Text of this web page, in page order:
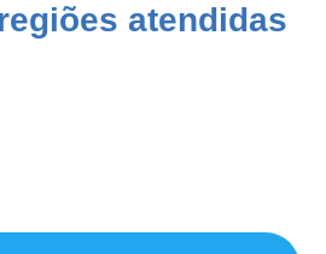
atendidas